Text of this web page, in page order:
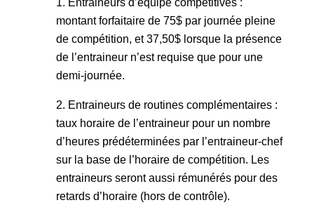
Entraineurs d’équipe compétitives :
montant forfaitaire de 75$ par journée pleine
de compétition, et 37,50$ lorsque la présence
de l’entraineur n’est requise que pour une
demi-journée.
Entraineurs de routines complémentaires :
taux horaire de l’entraineur pour un nombre
d’heures prédéterminées par l’entraineur-chef
sur la base de l’horaire de compétition. Les
entraineurs seront aussi rémunérés pour des
retards d’horaire (hors de contrôle).